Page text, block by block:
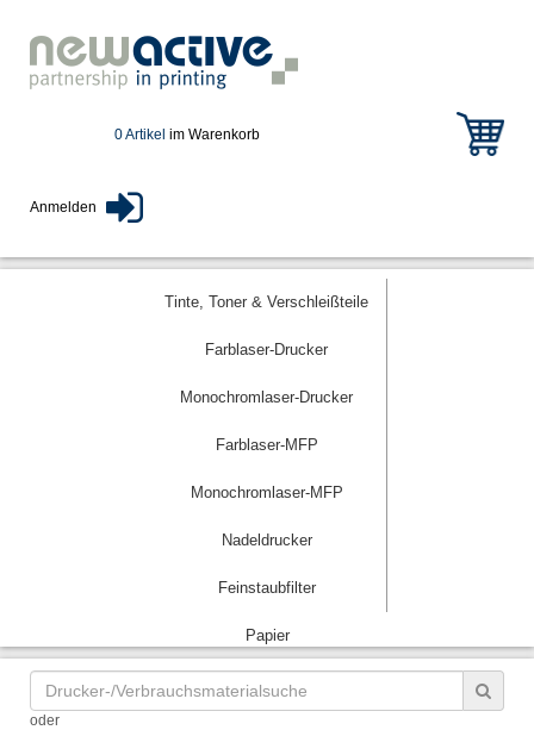
0 Artikel im Warenkorb
Anmelden
Tinte, Toner & Verschleißteile
Farblaser-Drucker
Monochromlaser-Drucker
Farblaser-MFP
Monochromlaser-MFP
Nadeldrucker
Feinstaubfilter
Papier
oder